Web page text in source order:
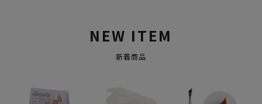
NEW ITEM
新着商品